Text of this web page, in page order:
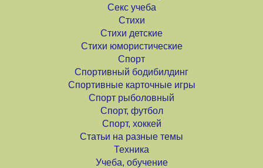
Секс учеба
Стихи
Стихи детские
Стихи юмористические
Спорт
Спортивный бодибилдинг
Спортивные карточные игры
Спорт рыболовный
Спорт, футбол
Спорт, хоккей
Статьи на разные темы
Техника
Учеба, обучение